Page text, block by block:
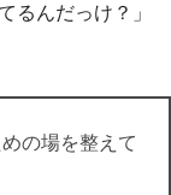
てるんだっけ？」
の場を整えて